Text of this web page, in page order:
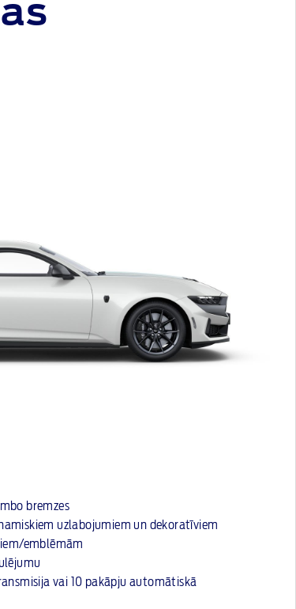
bremzes
uzlabojumiem un dekoratīviem
emblēmām
vai 10 pakāpju automātiskā